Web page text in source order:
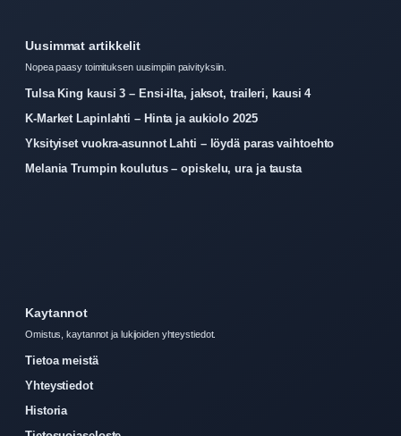
Uusimmat artikkelit
Nopea paasy toimituksen uusimpiin paivityksiin.
Tulsa King kausi 3 – Ensi-ilta, jaksot, traileri, kausi 4
K-Market Lapinlahti – Hinta ja aukiolo 2025
Yksityiset vuokra-asunnot Lahti – löydä paras vaihtoehto
Melania Trumpin koulutus – opiskelu, ura ja tausta
Kaytannot
Omistus, kaytannot ja lukijoiden yhteystiedot.
Tietoa meistä
Yhteystiedot
Historia